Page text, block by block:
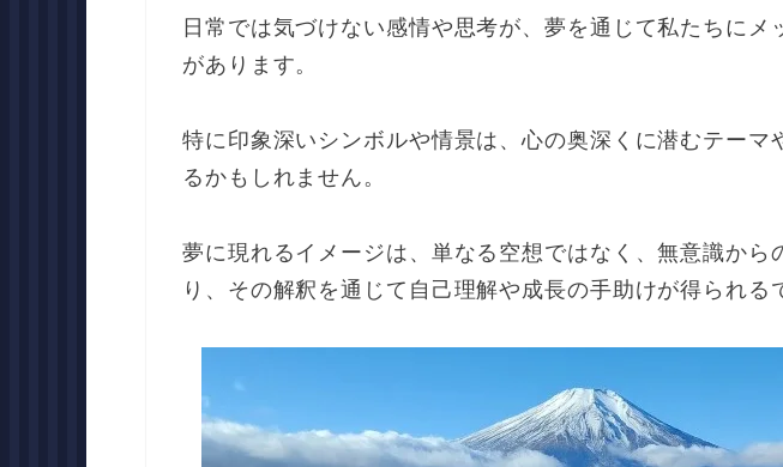
日常では気づけない感情や思考が、夢を通じて私たちにメ
があります。
特に印象深いシンボルや情景は、心の奥深くに潜むテーマ
るかもしれません。
夢に現れるイメージは、単なる空想ではなく、無意識から
り、その解釈を通じて自己理解や成長の手助けが得られる